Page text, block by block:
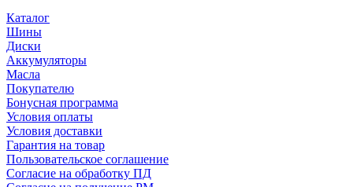
Каталог
Шины
Диски
Аккумуляторы
Масла
Покупателю
Бонусная программа
Условия оплаты
Условия доставки
Гарантия на товар
Пользовательское соглашение
Согласие на обработку ПД